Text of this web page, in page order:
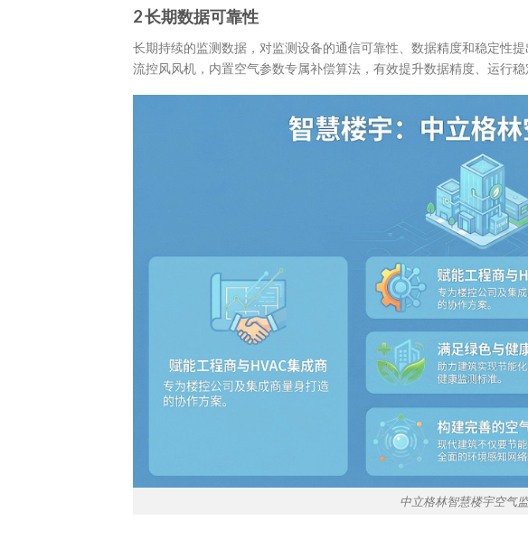
2长期数据可靠性
长期持续的监测数据，对监测设备的通信可靠性、数据精度和稳定性
流控风风机，内置空气参数专属补偿算法，有效提升数据精度、运行
中立格林智慧楼宇空气